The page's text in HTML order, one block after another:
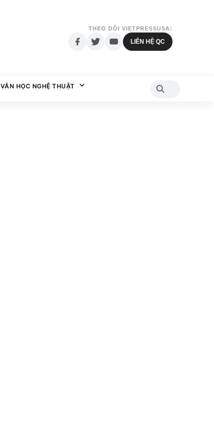
THEO DÕI VIETPRESSUSA:
LIÊN HỆ QC
VĂN HỌC NGHỆ THUẬT